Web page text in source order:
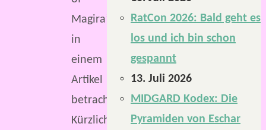
Magira”
in
einem
Artikel
betrachtet.
Kürzlich
RatCon 2026: Bald geht es
los und ich bin schon
gespannt
13. Juli 2026
MIDGARD Kodex: Die
Pyramiden von Eschar